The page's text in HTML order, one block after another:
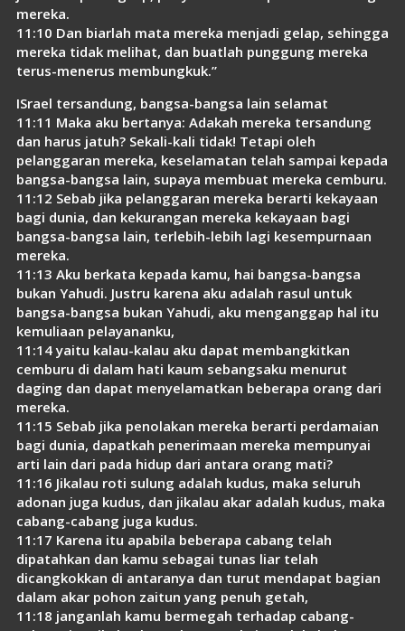
mereka.
11:10 Dan biarlah mata mereka menjadi gelap, sehingga
mereka tidak melihat, dan buatlah punggung mereka
terus-menerus membungkuk.”
ISrael tersandung, bangsa-bangsa lain selamat
11:11 Maka aku bertanya: Adakah mereka tersandung
dan harus jatuh? Sekali-kali tidak! Tetapi oleh
pelanggaran mereka, keselamatan telah sampai kepada
bangsa-bangsa lain, supaya membuat mereka cemburu.
11:12 Sebab jika pelanggaran mereka berarti kekayaan
bagi dunia, dan kekurangan mereka kekayaan bagi
bangsa-bangsa lain, terlebih-lebih lagi kesempurnaan
mereka.
11:13 Aku berkata kepada kamu, hai bangsa-bangsa
bukan Yahudi. Justru karena aku adalah rasul untuk
bangsa-bangsa bukan Yahudi, aku menganggap hal itu
kemuliaan pelayananku,
11:14 yaitu kalau-kalau aku dapat membangkitkan
cemburu di dalam hati kaum sebangsaku menurut
daging dan dapat menyelamatkan beberapa orang dari
mereka.
11:15 Sebab jika penolakan mereka berarti perdamaian
bagi dunia, dapatkah penerimaan mereka mempunyai
arti lain dari pada hidup dari antara orang mati?
11:16 Jikalau roti sulung adalah kudus, maka seluruh
adonan juga kudus, dan jikalau akar adalah kudus, maka
cabang-cabang juga kudus.
11:17 Karena itu apabila beberapa cabang telah
dipatahkan dan kamu sebagai tunas liar telah
dicangkokkan di antaranya dan turut mendapat bagian
dalam akar pohon zaitun yang penuh getah,
11:18 janganlah kamu bermegah terhadap cabang-